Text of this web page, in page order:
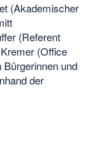
(Akademischer
(Referent
(Office
und
der